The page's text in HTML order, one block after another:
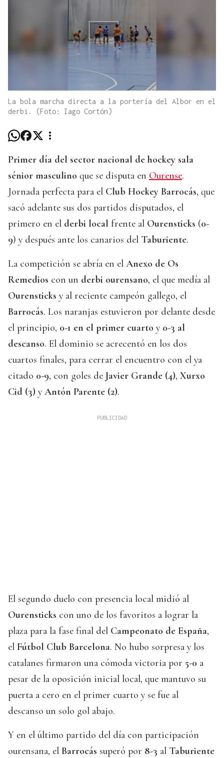
La bola marcha directa a la portería del Albor en el
derbi. (Foto: Iago Cortón)
Primer día del sector nacional de hockey sala
sénior masculino que se disputa en Ourense.
Jornada perfecta para el Club Hockey Barrocás, que
sacó adelante sus dos partidos disputados, el
primero en el derbi local frente al Ourensticks (0-
9) y después ante los canarios del Taburiente.
La competición se abría en el Anexo de Os
Remedios con un derbi ourensano, el que medía al
Ourensticks y al reciente campeón gallego, el
Barrocás. Los naranjas estuvieron por delante desde
el principio, 0-1 en el primer cuarto y 0-3 al
descanso. El dominio se acrecentó en los dos
cuartos finales, para cerrar el encuentro con el ya
citado 0-9, con goles de Javier Grande (4), Xurxo
Cid (3) yAntón Parente (2).
El segundo duelo con presencia local midió al
Ourensticks con uno de los favoritos a lograr la
plaza para la fase final del Campeonato de España,
el Fútbol Club Barcelona. No hubo sorpresa y los
catalanes firmaron una cómoda victoria por 5-0 a
pesar de la oposición inicial local, que mantuvo su
puerta a cero en el primer cuarto y se fue al
descanso un solo gol abajo.
Y en el último partido del día con participación
ourensana, el Barrocás superó por 8-3 al Taburiente